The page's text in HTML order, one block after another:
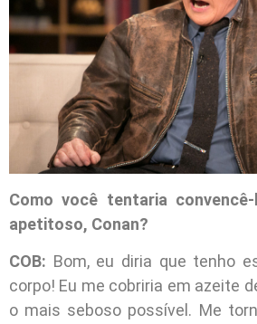
Como você tentaria
apetitoso, Conan?
COB: Bom, eu diria que tenho
corpo! Eu me cobriria em azeite
o mais seboso possível. Me